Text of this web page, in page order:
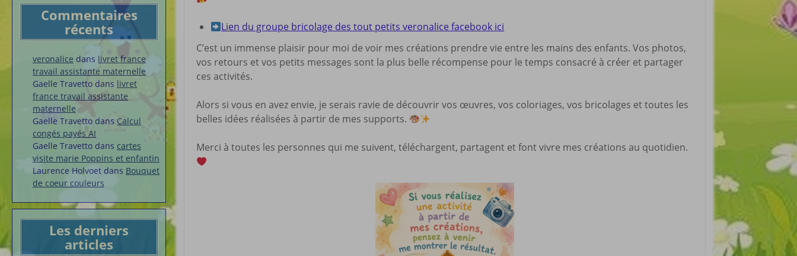
Commentaires
récents
veronalice dans livret france
travail assistante maternelle
Gaelle Travetto dans livret
france travail assistante
maternelle
Gaelle Travetto dans Calcul
congés payés AI
Gaelle Travetto dans cartes
visite marie Poppins et enfantin
Laurence Holvoet dans Bouquet
de coeur couleurs
Les derniers
articles
Lien du groupe bricolage des tout petits veronalice facebook ici
C’est un immense plaisir pour moi de voir mes créations prendre vie entre les mains des enfants. Vos photos,
vos retours et vos petits messages sont la plus belle récompense pour le temps consacré à créer et partager
ces activités.
Alors si vous en avez envie, je serais ravie de découvrir vos œuvres, vos coloriages, vos bricolages et toutes les
belles idées réalisées à partir de mes supports.
Merci à toutes les personnes qui me suivent, téléchargent, partagent et font vivre mes créations au quotidien.